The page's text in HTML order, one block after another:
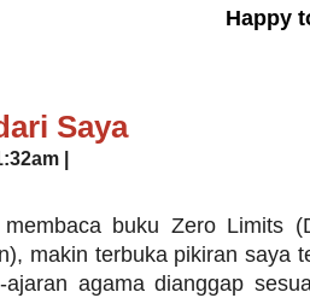
Happy
Saya
|
buku Zero Limits
makin terbuka pikiran saya
ajaran agama dianggap